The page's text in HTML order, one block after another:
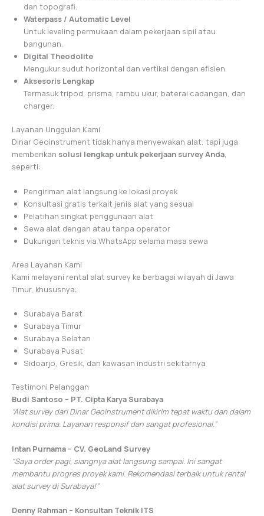
dan topografi.
Waterpass / Automatic Level
Untuk leveling permukaan dalam pekerjaan sipil atau
bangunan.
Digital Theodolite
Mengukur sudut horizontal dan vertikal dengan efisien.
Aksesoris Lengkap
Termasuk tripod, prisma, rambu ukur, baterai cadangan, dan
charger.
Layanan Unggulan Kami
Dinar Geoinstrument tidak hanya menyewakan alat, tapi juga
memberikan solusi lengkap untuk pekerjaan survey Anda,
seperti:
Pengiriman alat langsung ke lokasi proyek
Konsultasi gratis terkait jenis alat yang sesuai
Pelatihan singkat penggunaan alat
Sewa alat dengan atau tanpa operator
Dukungan teknis via WhatsApp selama masa sewa
Area Layanan Kami
Kami melayani rental alat survey ke berbagai wilayah di Jawa
Timur, khususnya:
Surabaya Barat
Surabaya Timur
Surabaya Selatan
Surabaya Pusat
Sidoarjo, Gresik, dan kawasan industri sekitarnya
Testimoni Pelanggan
Budi Santoso – PT. Cipta Karya Surabaya
“Alat survey dari Dinar Geoinstrument dikirim tepat waktu dan dalam
kondisi prima. Layanan responsif dan sangat profesional.”
Intan Purnama – CV. GeoLand Survey
“Saya order pagi, siangnya alat langsung sampai. Ini sangat
membantu progres proyek kami. Rekomendasi terbaik untuk rental
alat survey di Surabaya!”
Denny Rahman – Konsultan Teknik ITS